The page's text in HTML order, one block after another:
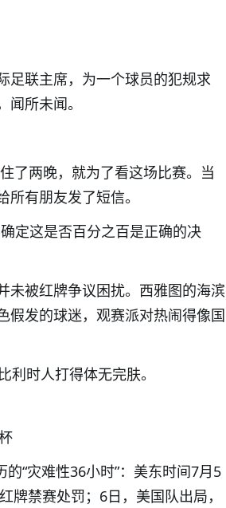
足联主席，为一个球员的犯规求
所未闻。
了两晚，就为了看这场比赛。当
有朋友发了短信。
定这是否百分之百是正确的决
未被红牌争议困扰。西雅图的海滨
假发的球迷，观赛派对热闹得像国
时人打得体无完肤。
“灾难性36小时”：美东时间7月5
牌禁赛处罚；6日，美国队出局，